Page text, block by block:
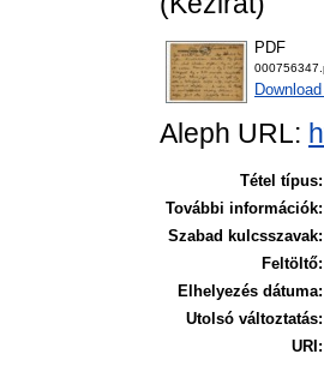
PDF
Aleph URL:
Tétel típus:
További információk:
Szabad kulcsszavak:
Feltöltő:
Elhelyezés dátuma:
Utolsó változtatás:
URI: